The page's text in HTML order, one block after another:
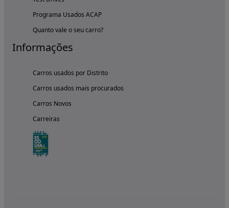
Programa Usados ACAP
Quanto vale o seu carro?
Informações
Carros usados por Distrito
Carros usados mais procurados
Carros Novos
Carreiras